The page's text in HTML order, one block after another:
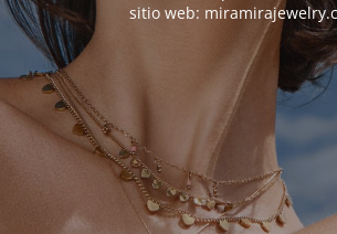
sitio web: